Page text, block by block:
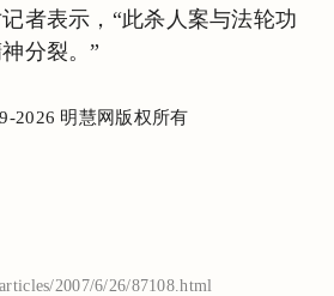
者表示，“此杀人案与法轮功
分裂。”
2026 明慧网版权所有
2007/6/26/87108.html